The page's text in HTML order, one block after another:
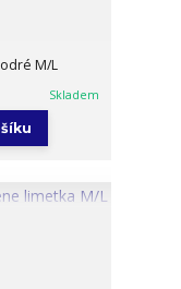
M/L
Skladem